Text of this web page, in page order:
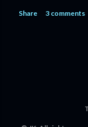
Share 3 comments